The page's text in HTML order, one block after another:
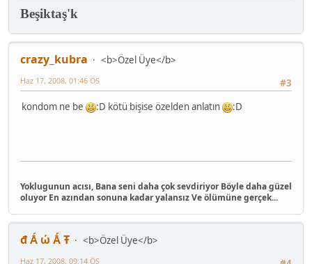
Beşiktaş'k
crazy_kubra
<b>Özel Üye</b>
#3
Haz 17, 2008, 01:46 ÖS
kondom ne be :D kötü bişise özelden anlatın :D
Yoklugunun acısı, Bana seni daha çok sevdiriyor Böyle daha güzel
oluyor En azından sonuna kadar yalansız Ve ölümüne gerçek...
đ Ǻ ώ Ǻ Ŧ
<b>Özel Üye</b>
Haz 17, 2008, 09:14 ÖS